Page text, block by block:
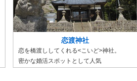
恋渡神社
恋を橋渡ししてくれる<こいど>神社。
密かな婚活スポットとして人気